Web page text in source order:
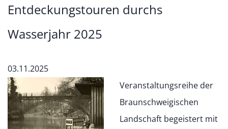
Entdeckungstouren durchs
Wasserjahr 2025
03.11.2025
Veranstaltungsreihe der
Braunschweigischen
Landschaft begeistert mit